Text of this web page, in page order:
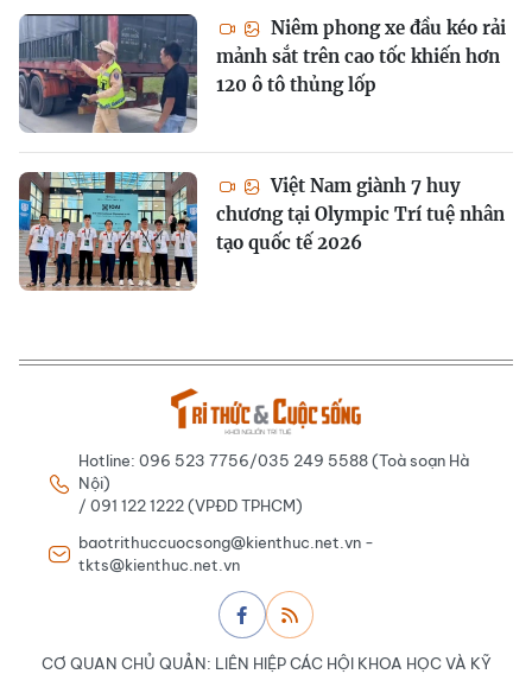
Niêm phong xe đầu kéo rải
mảnh sắt trên cao tốc khiến hơn
120 ô tô thủng lốp
Việt Nam giành 7 huy
chương tại Olympic Trí tuệ nhân
tạo quốc tế 2026
Hotline: 096 523 7756/035 249 5588 (Toà soạn Hà
Nội)
/ 091 122 1222 (VPĐD TPHCM)
baotrithuccuocsong@kienthuc.net.vn -
tkts@kienthuc.net.vn
CƠ QUAN CHỦ QUẢN: LIÊN HIỆP CÁC HỘI KHOA HỌC VÀ KỸ